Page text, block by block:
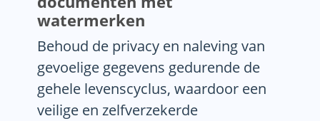
watermerken
Behoud de privacy en naleving van
gevoelige gegevens gedurende de
gehele levenscyclus, waardoor een
veilige en zelfverzekerde